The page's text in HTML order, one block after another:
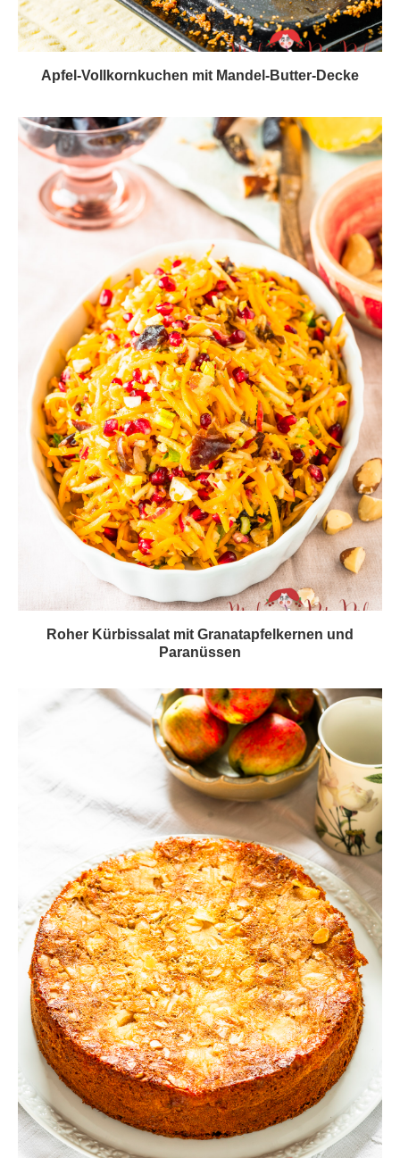
Apfel-Vollkornkuchen mit Mandel-Butter-Decke
Roher Kürbissalat mit Granatapfelkernen und
Paranüssen